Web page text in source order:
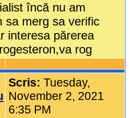
încă nu am
sa merg sa verific
interesa părerea
rog
Scris:Tuesday,
November 2, 2021
6:35 PM